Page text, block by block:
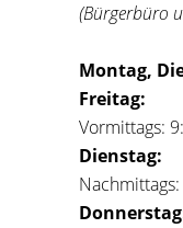
(Bürgerbüro
Montag,
Freitag:
Vormittags:
Dienstag: